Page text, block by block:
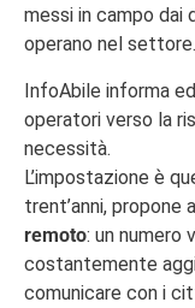
messi in campo dai
operano nel settore.
InfoAbile informa
operatori verso la
necessità.
L’impostazione è
trent’anni, propone
remoto: un numero
costantemente
comunicare con i